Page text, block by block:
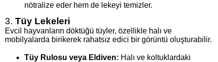
nötralize eder hem de lekeyi temizler.
3. Tüy Lekeleri
Evcil hayvanların döktüğü tüyler, özellikle halı ve
mobilyalarda birikerek rahatsız edici bir görüntü oluşturabilir.
Tüy Rulosu veya Eldiven: Halı ve koltuklardaki